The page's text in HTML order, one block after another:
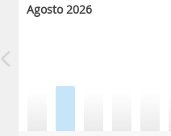
Agosto 2026